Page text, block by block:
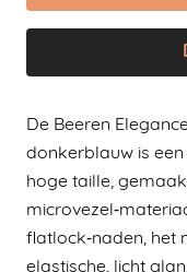
De Beeren
donkerblauw is
hoge taille,
flatlock‑naden, het
elastische, licht